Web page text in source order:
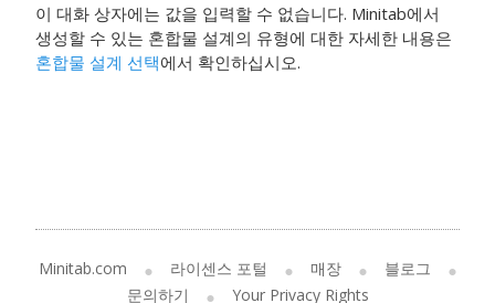
이 대화 상자에는 값을 입력할 수 없습니다. Minitab에서
생성할 수 있는 혼합물 설계의 유형에 대한 자세한 내용은
혼합물 설계 선택에서 확인하십시오.
Minitab.com 라이센스 포털 매장
블로그
문의하기
Your Privacy Rights